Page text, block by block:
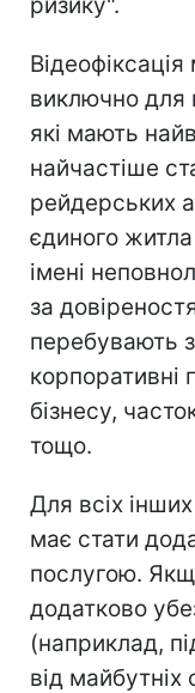
виключно для
які мають
найчастіше
рейдерських
єдиного
імені
за
перебувають
корпоративні
бізнесу,
тощо.
Для всіх
має стати
послугою.
додатково
(наприклад,
від майбутніх